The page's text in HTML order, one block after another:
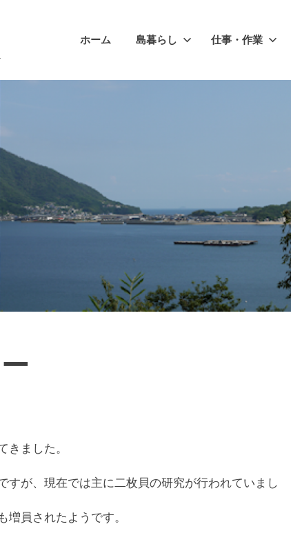
ホーム 島暮らし 仕事・作業
ました。
すが、現在では主に二枚貝の研究が行われていまし
員されたようです。